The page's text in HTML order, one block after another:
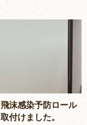
沫感染予防ロール
付けました。